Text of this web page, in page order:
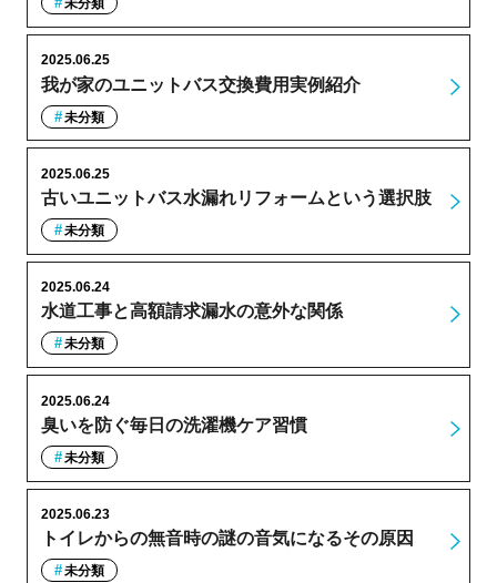
未分類
我が家のユニットバス交換費用実例紹介
2025.06.25
未分類
古いユニットバス水漏れリフォームという選択肢
2025.06.25
未分類
水道工事と高額請求漏水の意外な関係
2025.06.24
未分類
臭いを防ぐ毎日の洗濯機ケア習慣
2025.06.24
未分類
トイレからの無音時の謎の音気になるその原因
2025.06.23
未分類